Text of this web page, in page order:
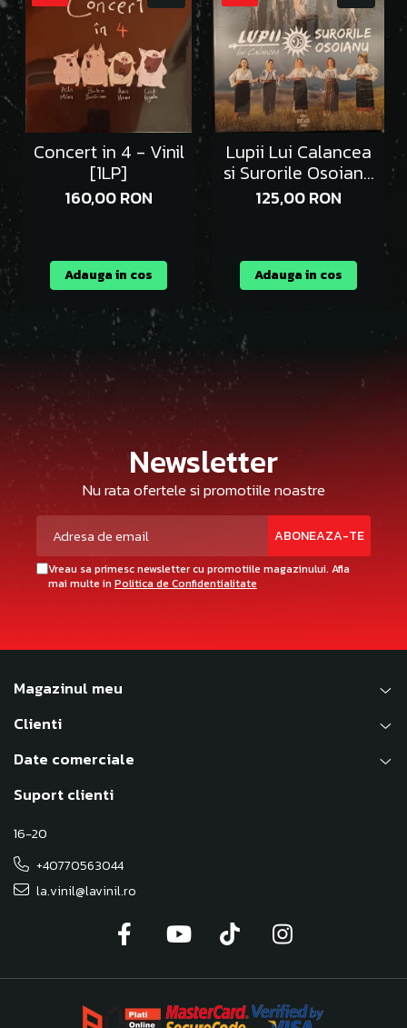
Concert in 4 - Vinil
[1LP]
160,00 RON
Adauga in cos
Lupii Lui Calancea
si Surorile Osoianu
- Vinil [1LP]
125,00 RON
Adauga in cos
Newsletter
Nu rata ofertele si promotiile noastre
Vreau sa primesc newsletter cu promotiile magazinului. Afla
mai multe in Politica de Confidentialitate
Magazinul meu
Clienti
Date comerciale
Suport clienti
16-20
+40770563044
la.vinil@lavinil.ro